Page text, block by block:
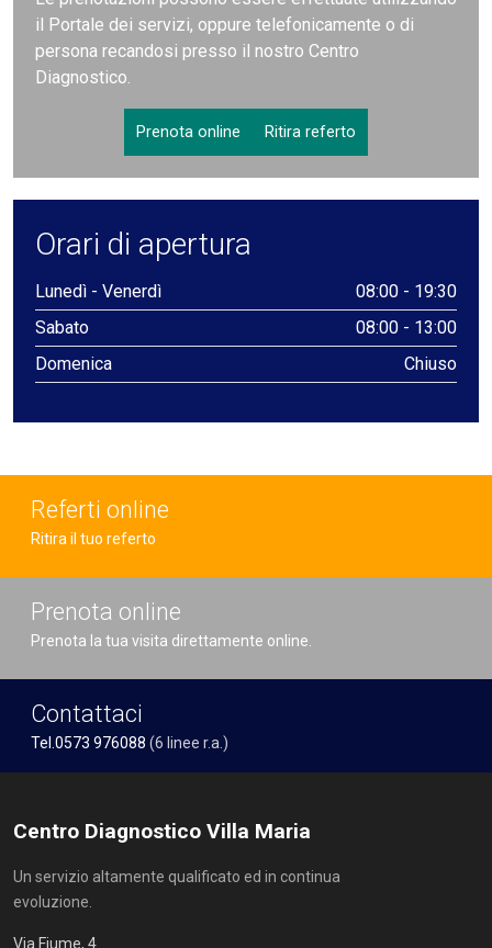
il Portale dei servizi, oppure telefonicamente o di
persona recandosi presso il nostro Centro
Diagnostico.
Prenota online Ritira referto
Orari di apertura
Lunedì - Venerdì
08:00 - 19:30
Sabato
08:00 - 13:00
Domenica
Chiuso
Referti online
Ritira il tuo referto
Prenota online
Prenota la tua visita direttamente online.
Contattaci
Tel.0573 976088 (6 linee r.a.)
Centro Diagnostico Villa Maria
Un servizio altamente qualificato ed in continua
evoluzione.
Via Fiume, 4